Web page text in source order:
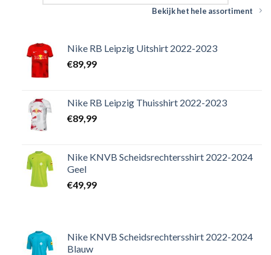
Bekijk het hele assortiment
Nike RB Leipzig Uitshirt 2022-2023
€89,99
Nike RB Leipzig Thuisshirt 2022-2023
€89,99
Nike KNVB Scheidsrechtersshirt 2022-2024
Geel
€49,99
Nike KNVB Scheidsrechtersshirt 2022-2024
Blauw